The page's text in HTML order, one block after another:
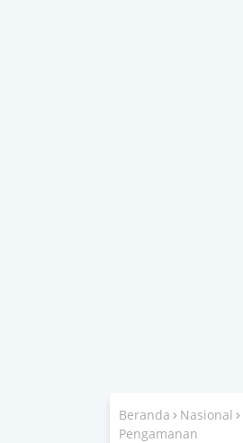
Beranda Nasional
Pengamanan